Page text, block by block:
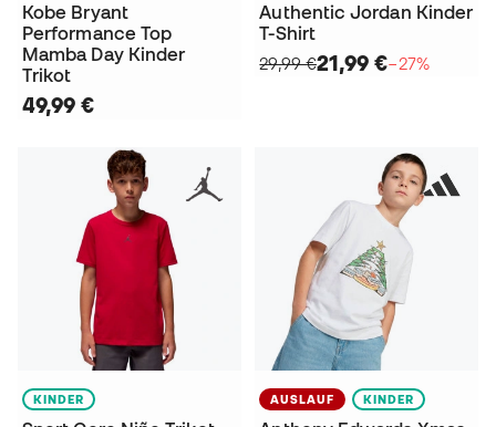
Kobe Bryant
Performance Top
Mamba Day Kinder
Trikot
49,99 €
Authentic Jordan Kinder
T-Shirt
29,99 €21,99 €−27%
KINDER AUSLAUF KINDER